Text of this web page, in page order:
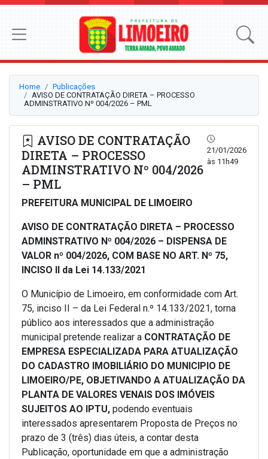
Home
Publicações
AVISO DE CONTRATAÇÃO DIRETA – PROCESSO
ADMINSTRATIVO Nº 004/2026 – PML
AVISO DE CONTRATAÇÃO
DIRETA – PROCESSO
ADMINSTRATIVO Nº 004/2026
– PML
21/01/2026
às 11h49
PREFEITURA MUNICIPAL DE LIMOEIRO
AVISO DE CONTRATAÇÃO DIRETA – PROCESSO
ADMINSTRATIVO Nº 004/2026 – DISPENSA DE
VALOR nº 004/2026, COM BASE NO ART. Nº 75,
INCISO II da Lei 14.133/2021
O Município de Limoeiro, em conformidade com Art.
75, inciso II – da Lei Federal n.º 14.133/2021, torna
público aos interessados que a administração
municipal pretende realizar a CONTRATAÇÃO DE
EMPRESA ESPECIALIZADA PARA ATUALIZAÇÃO
DO CADASTRO IMOBILIÁRIO DO MUNICIPIO DE
LIMOEIRO/PE, OBJETIVANDO A ATUALIZAÇÃO DA
PLANTA DE VALORES VENAIS DOS IMÓVEIS
SUJEITOS AO IPTU, podendo eventuais
interessados apresentarem Proposta de Preços no
prazo de 3 (três) dias úteis, a contar desta
Publicação, oportunidade em que a administração